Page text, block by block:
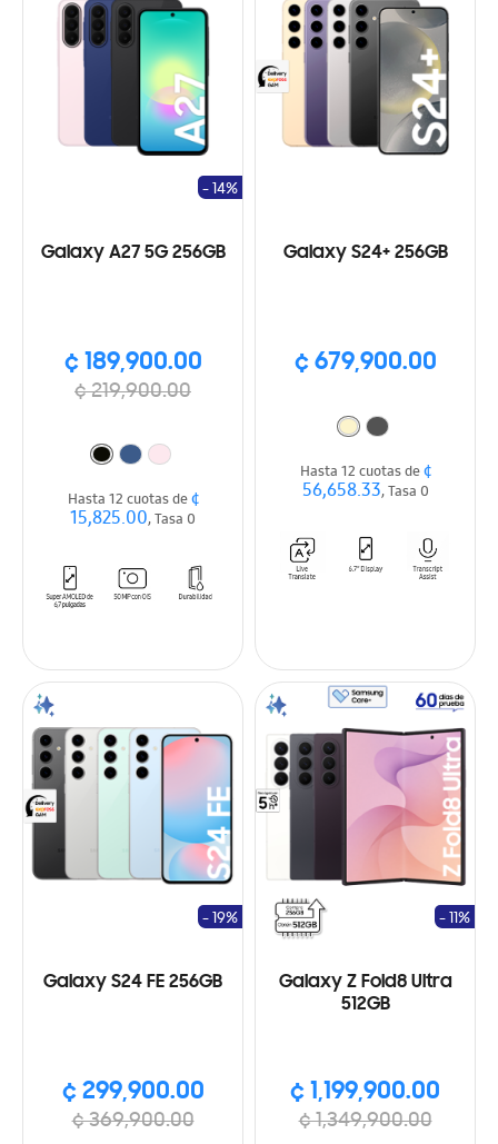
Galaxy A27 5G 256GB
¢ 189,900.00
¢ 219,900.00
- 14%
Hasta 12 cuotas de¢
15,825.00, Tasa 0
Galaxy S24+ 256GB
¢ 679,900.00
Hasta 12 cuotas de¢
56,658.33, Tasa 0
Galaxy S24 FE 256GB
¢ 299,900.00
¢ 369,900.00
- 19%
Galaxy Z Fold8 Ultra
512GB
¢ 1,199,900.00
¢ 1,349,900.00
- 11%